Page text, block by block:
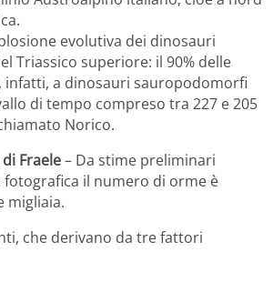
evolutiva dei dinosauri
Triassico superiore: il 90% delle
infatti, a dinosauri sauropodomorfi
di tempo compreso tra 227 e 205
Norico.
Fraele– Da stime preliminari
fotografica il numero di orme è
migliaia.
che derivano da tre fattori